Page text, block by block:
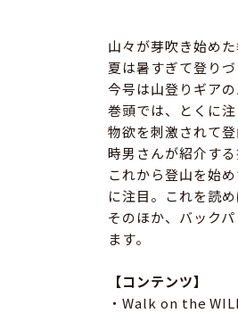
山々が芽吹き始め
夏は暑すぎて登り
今号は山登りギア
巻頭では、とくに
物欲を刺激されて
時男さんが紹介す
これから登山を始
に注目。これを読
そのほか、バック
ます。
【コンテンツ】
・Walk on the